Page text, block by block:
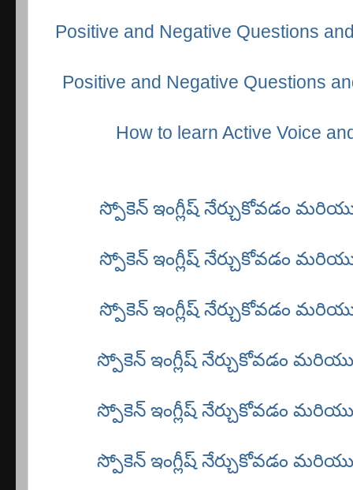
Positive and Negative Questions
Positive and Negative Questions
How to learn Active Voice
స్పోకెన్ ఇంగ్లీష్ నేర్చుకోవడం
స్పోకెన్ ఇంగ్లీష్ నేర్చుకోవడం
స్పోకెన్ ఇంగ్లీష్ నేర్చుకోవడం
స్పోకెన్ ఇంగ్లీష్ నేర్చుకోవడం
స్పోకెన్ ఇంగ్లీష్ నేర్చుకోవడం
స్పోకెన్ ఇంగ్లీష్ నేర్చుకోవడం